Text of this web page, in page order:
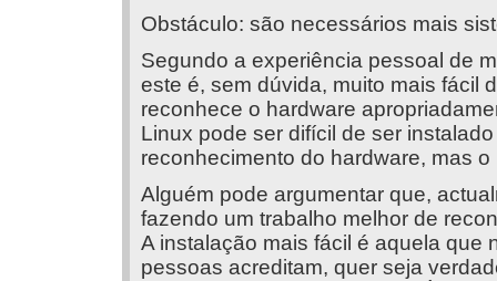
Obstáculo: são necessários mais
Segundo a experiência pessoal de
este é, sem dúvida, muito mais fácil
reconhece o hardware
Linux pode ser difícil de ser
reconhecimento do hardware, mas
Alguém pode argumentar que,
fazendo um trabalho melhor de
A instalação mais fácil é aquela que
pessoas acreditam, quer seja